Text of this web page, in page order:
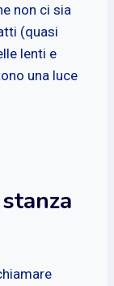
non ci sia
(quasi
lenti e
una luce